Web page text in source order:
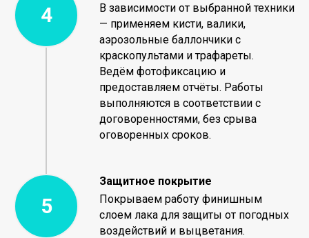
В зависимости от выбранной техники
— применяем кисти, валики,
аэрозольные баллончики с
краскопультами и трафареты.
Ведём фотофиксацию и
предоставляем отчёты. Работы
выполняются в соответствии с
договоренностями, без срыва
оговоренных сроков.
Защитное покрытие
Покрываем работу финишным
слоем лака для защиты от погодных
воздействий и выцветания.